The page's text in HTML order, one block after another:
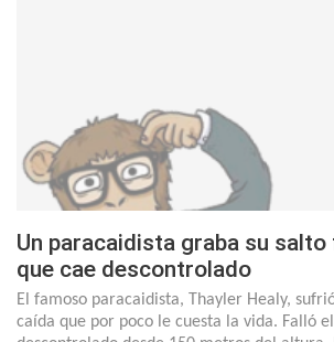
Un paracaidista graba su salto
que cae descontrolado
El famoso paracaidista, Thayler Healy,
caída que por poco le cuesta la vida. Falló